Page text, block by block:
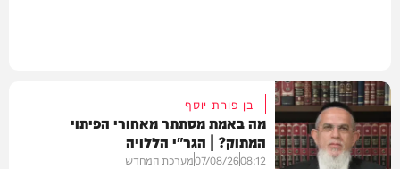
בן פורת יוסף
מה באמת מסתתר מאחורי הפיתוי
המתוק? | הגר"י הללויה
08:12
07/08/26מערכת המחדש